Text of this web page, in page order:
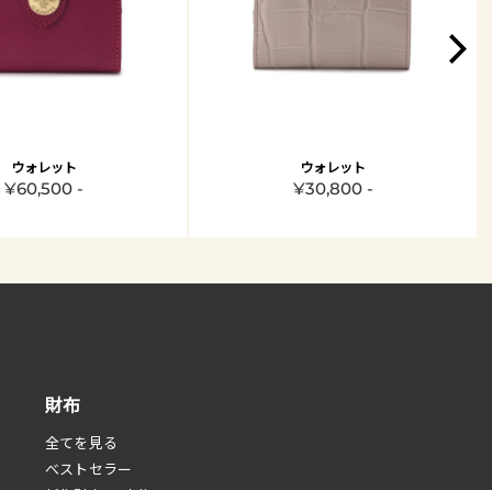
ウォレット
¥60,500 -
ウォレット
¥30,800 -
財布
全てを見る
べストセラー